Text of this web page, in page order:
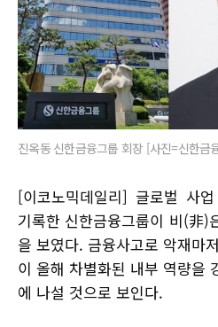
진옥동 신한금융그룹 회장 [사진=신한금
[이코노믹데일리] 글로벌 사
기록한 신한금융그룹이 비(非)
을 보였다. 금융사고로 악재마
이 올해 차별화된 내부 역량을
에 나설 것으로 보인다.